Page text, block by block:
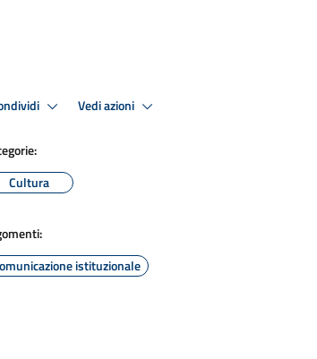
Vedi azioni
Cultura
istituzionale